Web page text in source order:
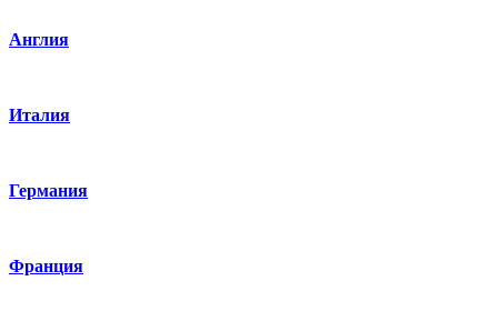
Англия
Италия
Германия
Франция